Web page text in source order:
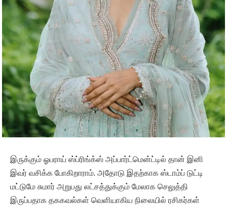
இருக்கும் ஓபராய் ஸ்ப்ரிங்க்ஸ் அப்பார்ட்மென்ட்டில் தான் இனி
இவர் வசிக்க போகிறாராம். அதோடு இதற்காக ஸ்டாம்ப் டுட்டி
மட்டுமே சுமார் அறுபது லட்சத்துக்கும் மேலாக செலுத்தி
இருப்பதாக தககவல்கள் வெளியாகிய நிலையில் ரசிகர்கள்